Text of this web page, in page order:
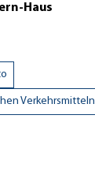
Haus
Verkehrsmitteln